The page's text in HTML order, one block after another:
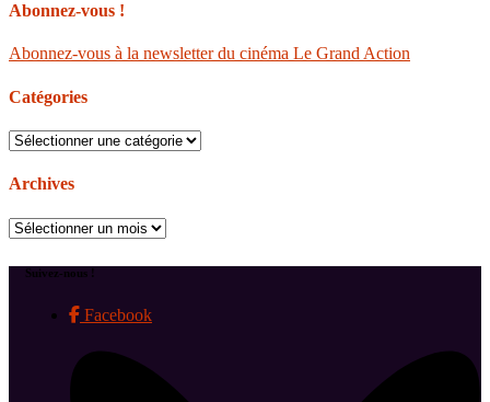
Abonnez-vous !
Abonnez-vous à la newsletter du cinéma Le Grand Action
Catégories
Catégories
Archives
Archives
Suivez-nous !
Facebook